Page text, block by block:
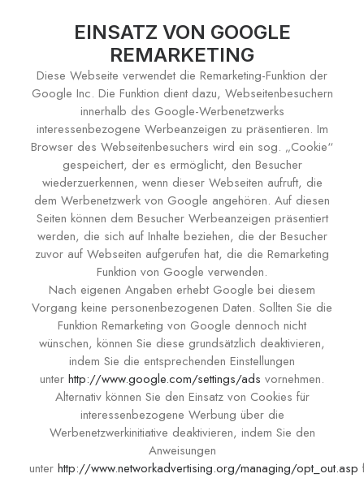
EINSATZ VON GOOGLE
REMARKETING
Diese Webseite verwendet die Remarketing-Funktion der
Google Inc. Die Funktion dient dazu, Webseitenbesuchern
innerhalb des Google-Werbenetzwerks
interessenbezogene Werbeanzeigen zu präsentieren. Im
Browser des Webseitenbesuchers wird ein sog. „Cookie“
gespeichert, der es ermöglicht, den Besucher
wiederzuerkennen, wenn dieser Webseiten aufruft, die
dem Werbenetzwerk von Google angehören. Auf diesen
Seiten können dem Besucher Werbeanzeigen präsentiert
werden, die sich auf Inhalte beziehen, die der Besucher
zuvor auf Webseiten aufgerufen hat, die die Remarketing
Funktion von Google verwenden.
Nach eigenen Angaben erhebt Google bei diesem
Vorgang keine personenbezogenen Daten. Sollten Sie die
Funktion Remarketing von Google dennoch nicht
wünschen, können Sie diese grundsätzlich deaktivieren,
indem Sie die entsprechenden Einstellungen
unter http://www.google.com/settings/ads vornehmen.
Alternativ können Sie den Einsatz von Cookies für
interessenbezogene Werbung über die
Werbenetzwerkinitiative deaktivieren, indem Sie den
Anweisungen
unter http://www.networkadvertising.org/managing/opt_out.asp